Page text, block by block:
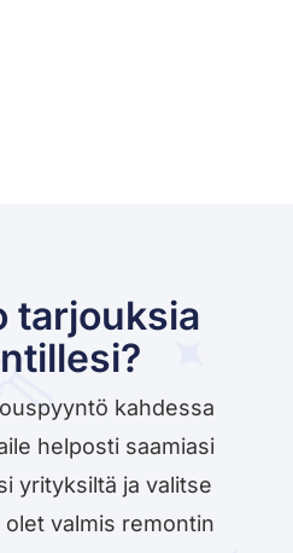
tarjouksia
kahdessa
helposti saamiasi
yrityksiltä ja valitse
valmis remontin